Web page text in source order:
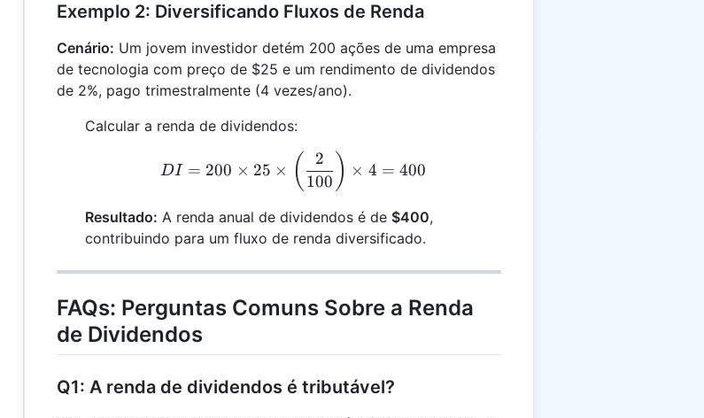
Exemplo 2: Diversificando Fluxos de Renda
Cenário: Um jovem investidor detém 200 ações de uma empresa
de tecnologia com preço de $25 e um rendimento de dividendos
de 2%, pago trimestralmente (4 vezes/ano).
Calcular a renda de dividendos:
DI = 200 \times 25 \times \left(\frac{2}{100}\right)
DI = 200 × 25 × ( 100
2 ) × 4 = 400
Resultado: A renda anual de dividendos é de $400,
contribuindo para um fluxo de renda diversificado.
FAQs: Perguntas Comuns Sobre a Renda
de Dividendos
Q1: A renda de dividendos é tributável?